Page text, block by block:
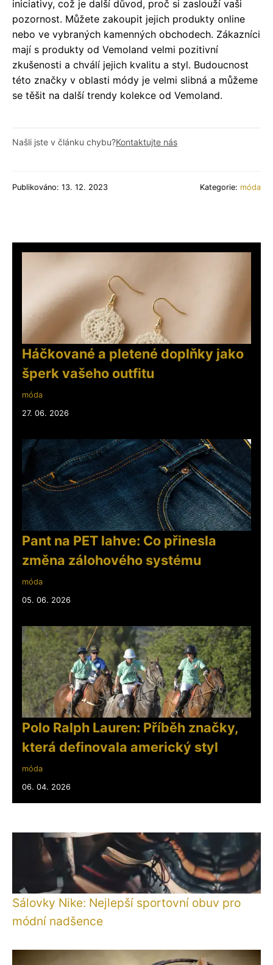
iniciativy, což je další důvod, proč si zaslouží vaši
pozornost. Můžete zakoupit jejich produkty online
nebo ve vybraných kamenných obchodech. Zákazníci
mají s produkty od Vemoland velmi pozitivní
zkušenosti a chválí jejich kvalitu a styl. Budoucnost
této značky v oblasti módy je velmi slibná a můžeme
se těšit na další trendy kolekce od Vemoland.
Našli jste v článku chybu?Kontaktujte nás
Publikováno: 13. 12. 2023 Kategorie: móda
Háčkované a pletené doplňky jako
šperk vašeho outfitu
móda
27. 06. 2026
Pant na PET lahve: Co přinesla
změna zálohového systému
móda
05. 06. 2026
Polo Ralph Lauren: Příběh značky,
která definovala americký styl
móda
06. 04. 2026
Sálovky Nike: Nejlepší sportovní obuv pro
módní nadšence